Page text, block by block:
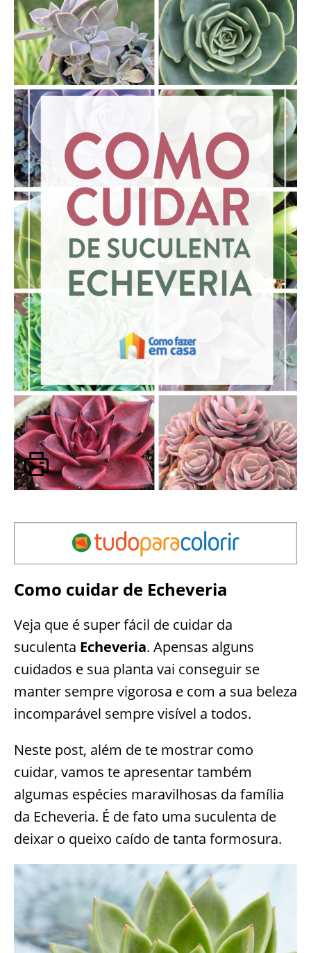
Como cuidar de Echeveria
Veja que é super fácil de cuidar da
suculenta Echeveria. Apensas alguns
cuidados e sua planta vai conseguir se
manter sempre vigorosa e com a sua beleza
incomparável sempre visível a todos.
Neste post, além de te mostrar como
cuidar, vamos te apresentar também
algumas espécies maravilhosas da família
da Echeveria. É de fato uma suculenta de
deixar o queixo caído de tanta formosura.